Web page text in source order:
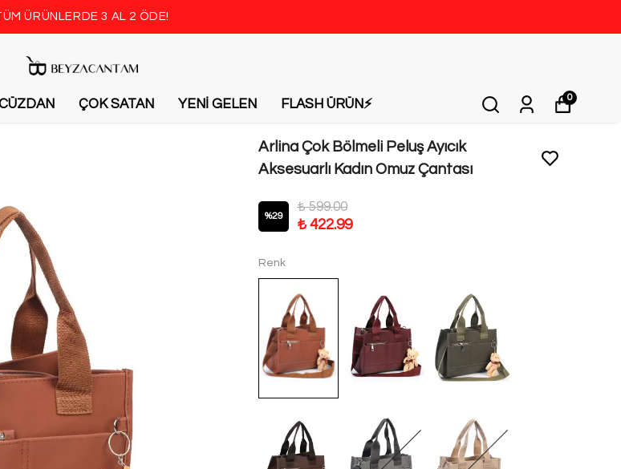
ÜRÜNLERDE 3 AL 2 ÖDE!
ÇOK SATAN YENİ GELEN FLASH ÜRÜN⚡️ 0
Arlina Çok Bölmeli Peluş Ayıcık
Aksesuarlı Kadın Omuz Çantası
%29
₺ 599.00
₺ 422.99
Renk